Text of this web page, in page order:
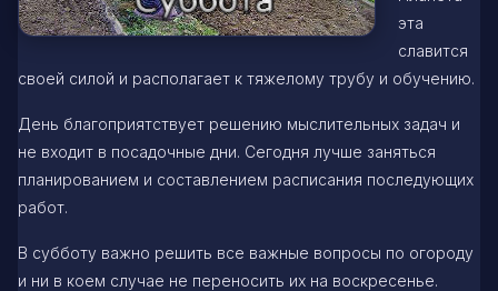
эта
славится
своей силой и располагает к тяжелому трубу и обучению.
День благоприятствует решению мыслительных задач и
не входит в посадочные дни. Сегодня лучше заняться
планированием и составлением расписания последующих
работ.
В субботу важно решить все важные вопросы по огороду
и ни в коем случае не переносить их на воскресенье.